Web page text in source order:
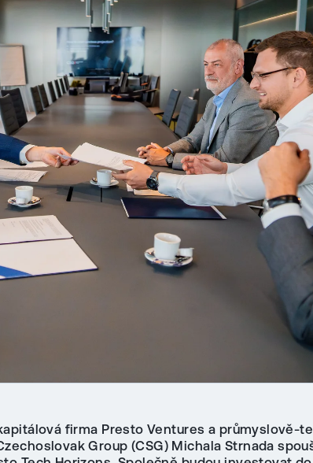
firma Presto Ventures a průmyslově-
Group (CSG) Michala Strnada